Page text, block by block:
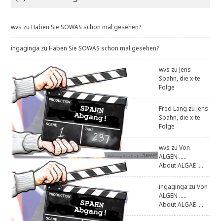
wvs zuHaben Sie SOWAS schon mal gesehen?
ingaginga zuHaben Sie SOWAS schon mal gesehen?
wvs zuJens
Spahn, die x-te
Folge
Fred Lang zuJens
Spahn, die x-te
Folge
wvs zuVon
ALGEN .....
About ALGAE .....
ingaginga zuVon
ALGEN .....
About ALGAE .....